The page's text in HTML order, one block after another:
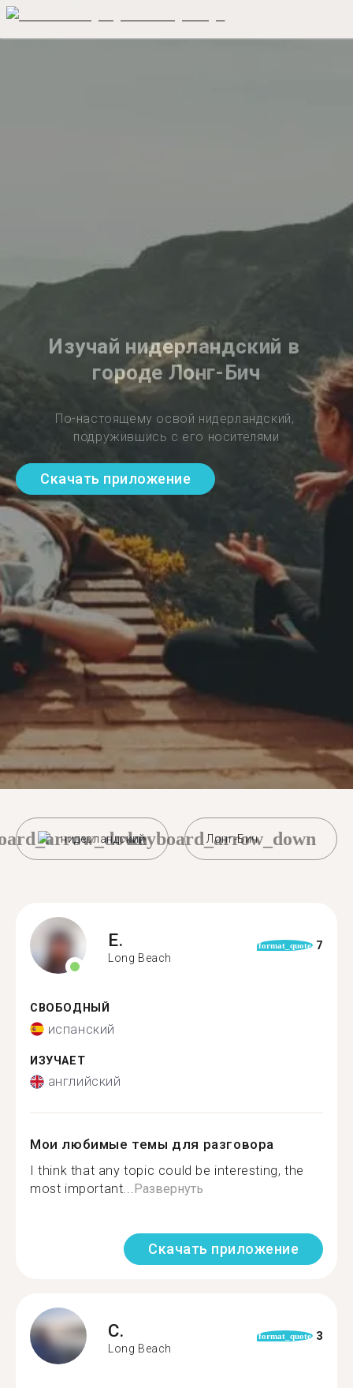
Изучай нидерландский в
городе Лонг-Бич
По-настоящему освой нидерландский,
подружившись с его носителями
Скачать приложение
нидерландский Лонг-Бич
keyboard_arrow_down
E.
Long Beach
format_quote 7
СВОБОДНЫЙ
испанский
ИЗУЧАЕТ
английский
Мои любимые темы для разговора
I think that any topic could be interesting, the
most important...Развернуть
Скачать приложение
C.
Long Beach
format_quote 3